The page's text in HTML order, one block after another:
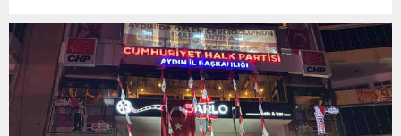
Dayanışma, Kardeşlik ve Demokrasi Komisyonunun hazırladığı...